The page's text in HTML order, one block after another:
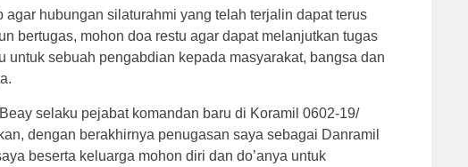
agar hubungan silaturahmi yang telah terjalin dapat terus
bertugas, mohon doa restu agar dapat melanjutkan tugas
untuk sebuah pengabdian kepada masyarakat, bangsa dan
selaku pejabat komandan baru di Koramil 0602-19/
dengan berakhirnya penugasan saya sebagai Danramil
beserta keluarga mohon diri dan do’anya untuk